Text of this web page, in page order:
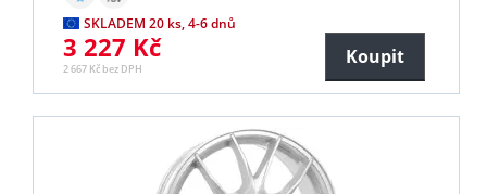
SKLADEM 20 ks, 4-6 dnů
3 227 Kč
2 667 Kč bez DPH
Koupit